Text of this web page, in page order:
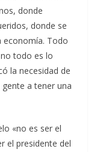
donde
donde se
economía. Todo
todo es lo
la necesidad de
a tener una
«no es ser el
el presidente del